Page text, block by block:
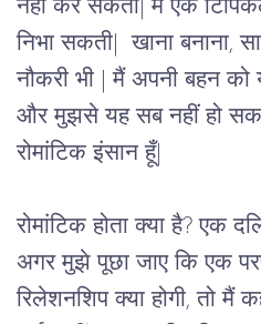
नहीं कर सकती| मैं एक
निभा सकती|  खाना
नौकरी भी | मैं अपनी बहन
और मुझसे यह सब नहीं हो
रोमांटिक इंसान हूँ|
रोमांटिक होता क्या है? एक
अगर मुझे पूछा जाए कि एक
रिलेशनशिप क्या होगी, तो मैं